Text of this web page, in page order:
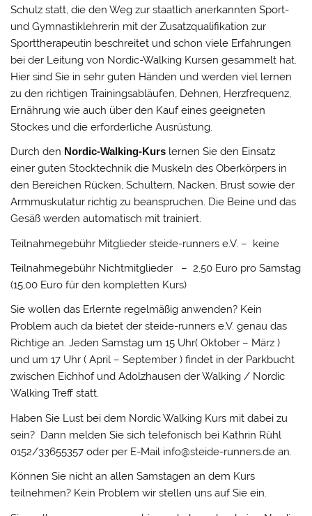
Schulz statt, die den Weg zur staatlich anerkannten Sport-
und Gymnastiklehrerin mit der Zusatzqualifikation zur
Sporttherapeutin beschreitet und schon viele Erfahrungen
bei der Leitung von Nordic-Walking Kursen gesammelt hat.
Hier sind Sie in sehr guten Händen und werden viel lernen
zu den richtigen Trainingsabläufen, Dehnen, Herzfrequenz,
Ernährung wie auch über den Kauf eines geeigneten
Stockes und die erforderliche Ausrüstung.
Durch den Nordic-Walking-Kurs lernen Sie den Einsatz
einer guten Stocktechnik die Muskeln des Oberkörpers in
den Bereichen Rücken, Schultern, Nacken, Brust sowie der
Armmuskulatur richtig zu beanspruchen. Die Beine und das
Gesäß werden automatisch mit trainiert.
Teilnahmegebühr Mitglieder steide-runners e.V. – keine
Teilnahmegebühr Nichtmitglieder – 2,50 Euro pro Samstag
(15,00 Euro für den kompletten Kurs)
Sie wollen das Erlernte regelmäßig anwenden? Kein
Problem auch da bietet der steide-runners e.V. genau das
Richtige an. Jeden Samstag um 15 Uhr( Oktober – März )
und um 17 Uhr ( April – September ) findet in der Parkbucht
zwischen Eichhof und Adolzhausen der Walking / Nordic
Walking Treff statt.
Haben Sie Lust bei dem Nordic Walking Kurs mit dabei zu
sein? Dann melden Sie sich telefonisch bei Kathrin Rühl
0152/33655357 oder per E-Mail info@steide-runners.de an.
Können Sie nicht an allen Samstagen an dem Kurs
teilnehmen? Kein Problem wir stellen uns auf Sie ein.